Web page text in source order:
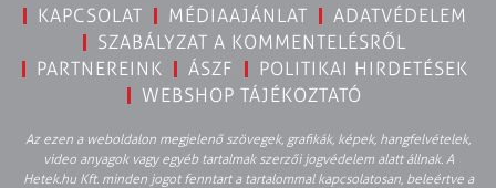
KAPCSOLAT MÉDIAAJÁNLAT
ADATVÉDELEM
SZABÁLYZAT A KOMMENTELÉSRŐL
PARTNEREINK
ÁSZF
POLITIKAI HIRDETÉSEK
WEBSHOP TÁJÉKOZTATÓ
Az ezen a weboldalon megjelenő szövegek, grafikák, képek, hangfelvételek,
video anyagok vagy egyéb tartalmak szerzői jogvédelem alatt állnak. A
Hetek.hu Kft. minden jogot fenntart a tartalommal kapcsolatosan, beleértve a